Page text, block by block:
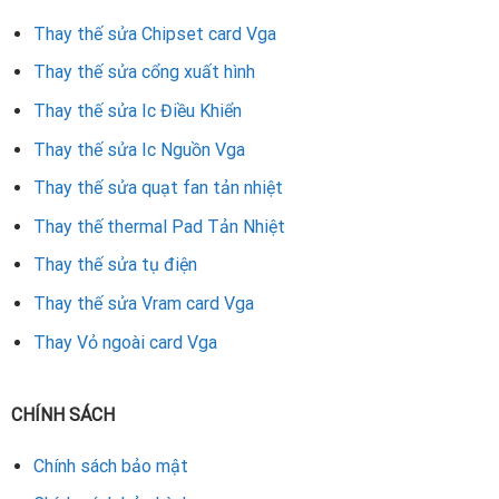
Tại danh mục này, chúng tôi cung cấp đa dạng các loại
điện dùng cho card đồ họa VGA
phân loại theo vật liệu, điện áp, dung lượng, kích thước và
đặc điểm sử dụng:
Tụ hóa (Electrolytic Capacitor)
Thường thấy ở các card đồ họa VGA đời cũ hoặc
dòng phổ thông
Giá rẻ, dễ thay, dung lượng cao
Tuy nhiên, tuổi thọ không cao bằng tụ rắn, dễ bị
Phù hợp để thay thế nhanh với chi phí thấp
Tụ rắn (Solid Capacitor)
Thay thế sửa Chipset card Vga
Thay thế sửa cổng xuất hình
Thay thế sửa Ic Điều Khiển
Thay thế sửa Ic Nguồn Vga
Thay thế sửa quạt fan tản nhiệt
Thay thế thermal Pad Tản Nhiệt
Thay thế sửa tụ điện
Thay thế sửa Vram card Vga
Thay Vỏ ngoài card Vga
CHÍNH SÁCH
Chính sách bảo mật